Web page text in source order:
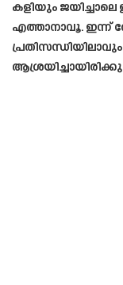
കളിയും
എത്താനാവൂ. ഇന്ന്